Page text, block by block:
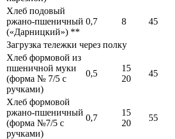
Хлеб подовый
ржано-пшеничный
(«Дарницкий») **
0,7 8 45
Загрузка тележки через полку
Хлеб формовой из
пшеничной муки
(форма № 7/5 с
ручками)
0,5
15
20
45
Хлеб формовой
ржано-пшеничный
(форма №7/5 с
ручками)
0,7
15
20
55